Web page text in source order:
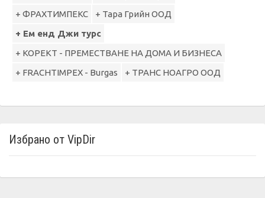
+ ФРАХТИМПЕКС
+ Тара Грийн ООД
+ Ем енд Джи турс
+ КОРЕКТ - ПРЕМЕСТВАНЕ НА ДОМА И БИЗНЕСА
+ FRACHTIMPEX - Burgas
+ ТРАНС НОАГРО ООД
Избрано от VipDir